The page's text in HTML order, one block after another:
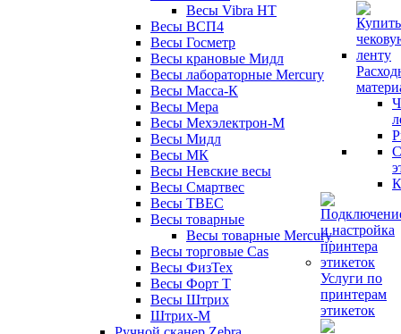
Весы Vibra HT
Весы ВСП4
Весы Госметр
Весы крановые Мидл
Весы лабораторные Mercury
Весы Масса-К
Весы Мера
Весы Мехэлектрон-М
Весы Мидл
Весы МК
Весы Невские весы
Весы Смартвес
Весы ТВЕС
Весы товарные
Весы товарные Mercury
Весы торговые Cas
Весы ФизТех
Весы Форт Т
Весы Штрих
Штрих-М
Услуги по
принтерам
этикеток